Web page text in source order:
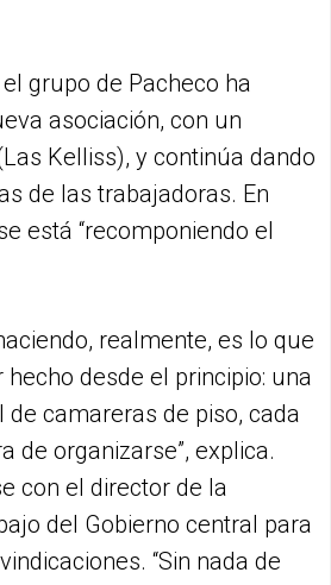
grupo de Pacheco ha
asociación, con un
Kelliss), y continúa dando
de las trabajadoras. En
está “recomponiendo el
realmente, es lo que
desde el principio: una
camareras de piso, cada
de organizarse”, explica.
con el director de la
del Gobierno central para
“Sin nada de